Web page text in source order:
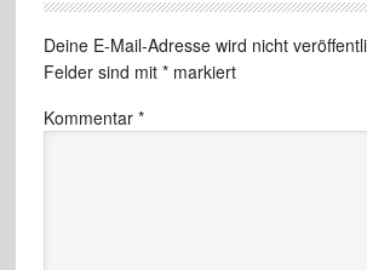
Deine E-Mail-Adresse wird nicht
Felder sind mit *markiert
Kommentar *